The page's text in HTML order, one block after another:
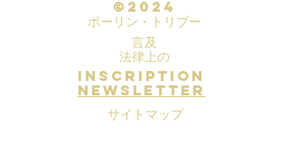
©2024
ポーリン・トリブー
言及
法律上の
inscription
newsletter
サイトマップ